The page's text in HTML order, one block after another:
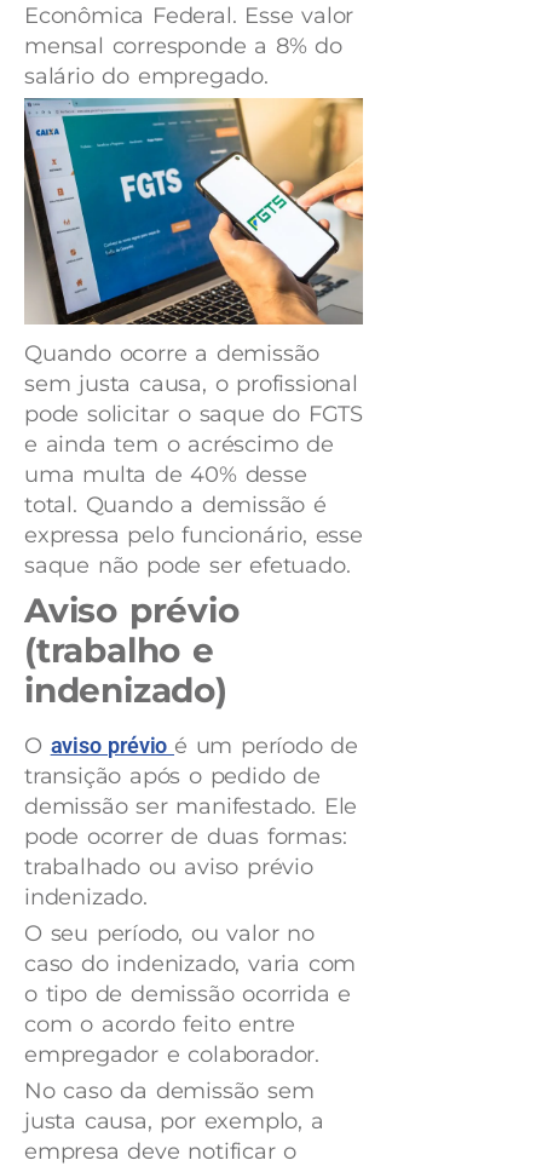
Econômica Federal. Esse valor
mensal corresponde a 8% do
salário do empregado.
Quando ocorre a demissão
sem justa causa, o profissional
pode solicitar o saque do FGTS
e ainda tem o acréscimo de
uma multa de 40% desse
total. Quando a demissão é
expressa pelo funcionário, esse
saque não pode ser efetuado.
Aviso prévio
(trabalho e
indenizado)
O aviso prévio é um período de
transição após o pedido de
demissão ser manifestado. Ele
pode ocorrer de duas formas:
trabalhado ou aviso prévio
indenizado.
O seu período, ou valor no
caso do indenizado, varia com
o tipo de demissão ocorrida e
com o acordo feito entre
empregador e colaborador.
No caso da demissão sem
justa causa, por exemplo, a
empresa deve notificar o